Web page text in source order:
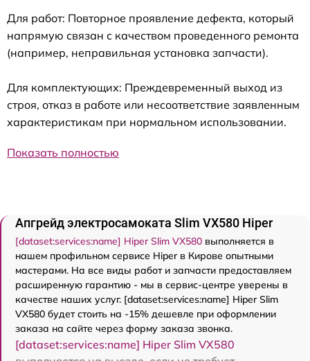
Для работ: Повторное проявление дефекта, который
напрямую связан с качеством проведенного ремонта
(например, неправильная установка запчасти).
Для комплектующих: Преждевременный выход из
строя, отказ в работе или несоответствие заявленным
характеристикам при нормальном использовании.
Показать полностью
Апгрейд электросамоката Slim VX580 Hiper
[dataset:services:name] Hiper Slim VX580 выполняется в
нашем профильном сервисе Hiper в Кирове опытными
мастерами. На все виды работ и запчасти предоставляем
расширенную гарантию - мы в сервис-центре уверены в
качестве наших услуг. [dataset:services:name] Hiper Slim
VX580 будет стоить на -15% дешевле при оформлении
заказа на сайте через форму заказа звонка.
[dataset:services:name] Hiper Slim VX580